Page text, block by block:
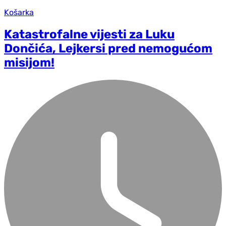
Košarka
Katastrofalne vijesti za Luku
Dončića, Lejkersi pred nemogućom
misijom!